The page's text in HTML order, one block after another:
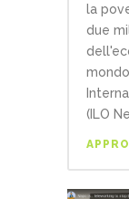
la
due
(ILO